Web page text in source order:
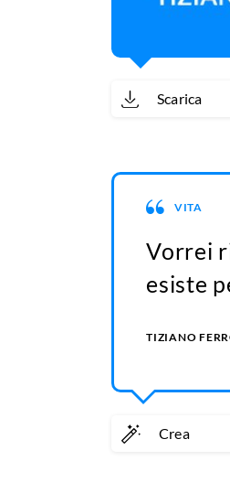
Scarica
VITA
Vorrei
esiste
TIZIANO
Crea